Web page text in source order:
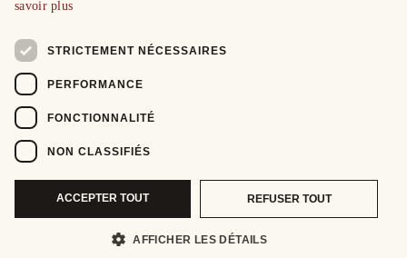
savoir plus
STRICTEMENT NÉCESSAIRES
PERFORMANCE
FONCTIONNALITÉ
NON CLASSIFIÉS
ACCEPTER TOUT REFUSER TOUT
AFFICHER LES DÉTAILS